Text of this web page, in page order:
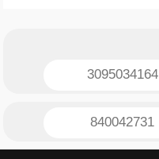
3095034164
840042731